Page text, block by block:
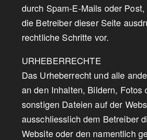
durch Spam-E-Mails oder
die Betreiber dieser Seite
rechtliche Schritte vor.
URHEBERRECHTE
Das Urheberrecht und alle
an den Inhalten, Bildern, Fotos
sonstigen Dateien auf der
ausschliesslich dem Betreiber
Website oder den namentlich